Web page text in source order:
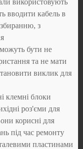
використовують
вводити кабель в
з
бути не
та не мати
виклик для
клемні блоки
роз'єми для
корисні для
під час ремонту
пластинами